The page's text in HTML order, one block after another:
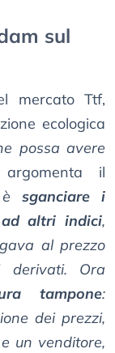
sul
mercato Ttf,
ecologica
possa avere
il
sganciare i
altri indici,
al prezzo
derivati. Ora
tampone:
dei prezzi,
un venditore,